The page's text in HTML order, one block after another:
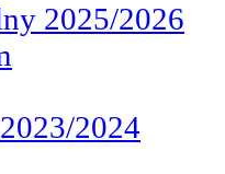
2025/2026
2024